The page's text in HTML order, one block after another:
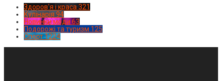
Здоров'я і краса 321
Кулінарія 94
Новинки моди 63
Подорожі та туризм 125
Спорт1224